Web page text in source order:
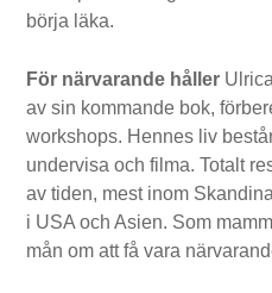
börja läka.
För närvarande håller
av sin kommande bok,
workshops. Hennes liv
undervisa och filma. Totalt
av tiden, mest inom
i USA och Asien. Som
mån om att få vara